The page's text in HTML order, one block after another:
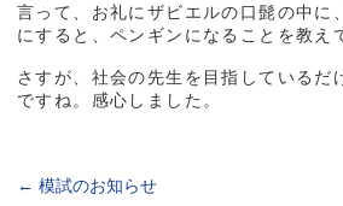
言って、お礼にザビエルの口髭の中に
にすると、ペンギンになることを教え
さすが、社会の先生を目指しているだ
ですね。感心しました。
← 模試のお知らせ